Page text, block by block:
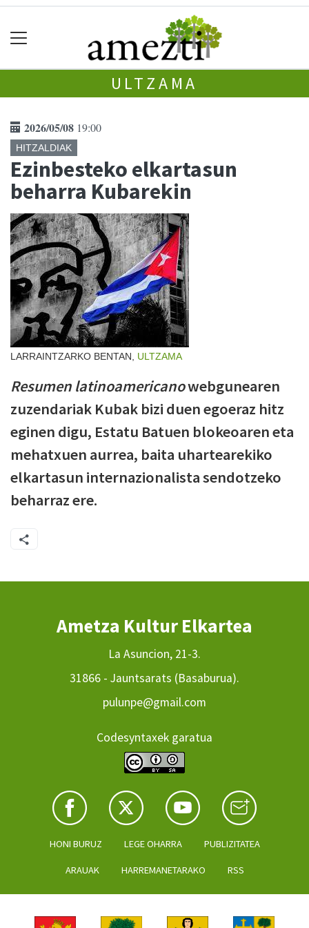
ULTZAMA
2026/05/08 19:00
HITZALDIAK
Ezinbesteko elkartasun
beharra Kubarekin
LARRAINTZARKO BENTAN, ULTZAMA
Resumen latinoamericanowebgunearen
zuzendariak Kubak bizi duen egoeraz hitz
eginen digu, Estatu Batuen blokeoaren eta
mehatxuen aurrea, baita uhartearekiko
elkartasun internazionalista sendotzeko
beharraz ere.
Ametza Kultur Elkartea
La Asuncion, 21-3.
31866 - Jauntsarats (Basaburua).
pulunpe@gmail.com
Codesyntaxek garatua
HONI BURUZ LEGE OHARRA PUBLIZITATEA
ARAUAK HARREMANETARAKO RSS